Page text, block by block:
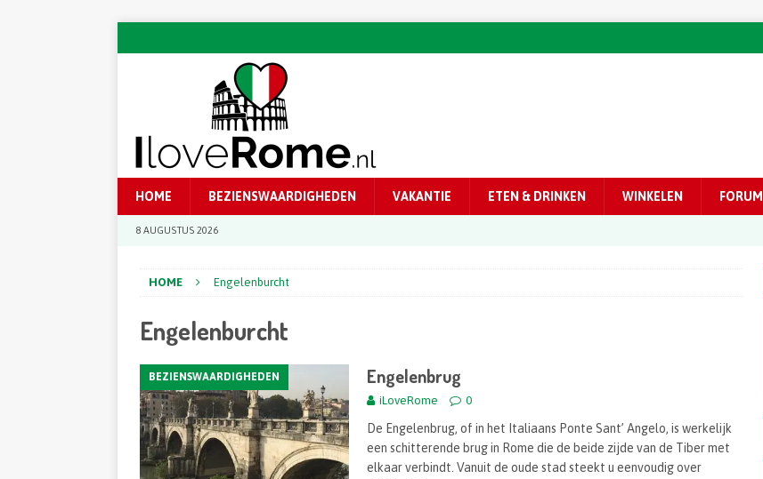
HOME BEZIENSWAARDIGHEDEN VAKANTIE ETEN & DRINKEN WINKELEN FORUM
8 AUGUSTUS 2026
HOME Engelenburcht
Engelenburcht
BEZIENSWAARDIGHEDEN Engelenbrug
iLoveRome 0
De Engelenbrug, of in het Italiaans Ponte Sant’ Angelo, is werkelijk
een schitterende brug in Rome die de beide zijde van de Tiber met
elkaar verbindt. Vanuit de oude stad steekt u eenvoudig over